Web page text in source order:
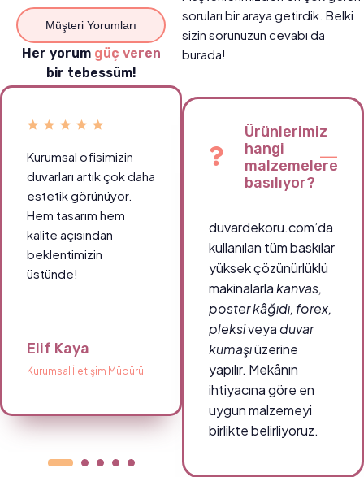
Müşteri Yorumları
Her yorum güç veren
bir tebessüm!
Kurumsal ofisimizin
duvarları artık çok daha
estetik görünüyor.
Hem tasarım hem
kalite açısından
beklentimizin
üstünde!
Elif Kaya
Kurumsal İletişim Müdürü
Okul koridorlarımızda
öğrencilerin ilgisini
çeken canlı tablolar
daha enerjik.
Teşekkürler
duvardekoru.com!
Ahmet Demir
Okul Müdürü
soruları bir araya getirdik. Belki
sizin sorunuzun cevabı da
burada!
Ürünlerimiz
hangi
malzemelere
basılıyor?
duvardekoru.com’da
kullanılan tüm baskılar
yüksek çözünürlüklü
makinalarlakanvas,
poster kâğıdı, forex,
pleksiveya duvar
kumaşıüzerine
yapılır. Mekânın
ihtiyacına göre en
uygun malzemeyi
birlikte belirliyoruz.